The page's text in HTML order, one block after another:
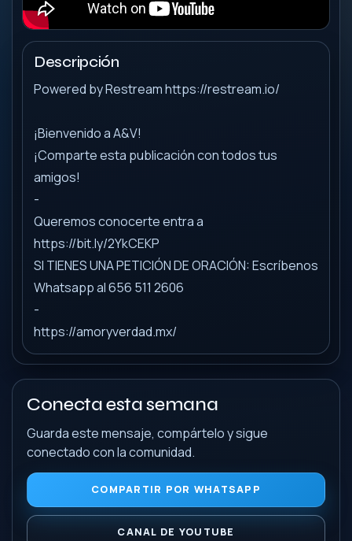
Descripción
Powered by Restream https://restream.io/
¡Bienvenido a A&V!
¡Comparte esta publicación con todos tus
amigos!
-
Queremos conocerte entra a
https://bit.ly/2YkCEKP
SI TIENES UNA PETICIÓN DE ORACIÓN: Escríbenos
Whatsapp al 656 511 2606
-
https://amoryverdad.mx/
Conecta esta semana
Guarda este mensaje, compártelo y sigue
conectado con la comunidad.
COMPARTIR POR WHATSAPP
CANAL DE YOUTUBE